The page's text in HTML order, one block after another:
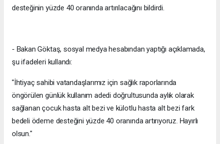
desteğinin yüzde 40 oranında artırılacağını bildirdi.
- Bakan Göktaş, sosyal medya hesabından yaptığı açıklamada,
şu ifadeleri kullandı:
"İhtiyaç sahibi vatandaşlarımız için sağlık raporlarında
öngörülen günlük kullanım adedi doğrultusunda aylık olarak
sağlanan çocuk hasta alt bezi ve külotlu hasta alt bezi fark
bedeli ödeme desteğini yüzde 40 oranında artırıyoruz. Hayırlı
olsun."